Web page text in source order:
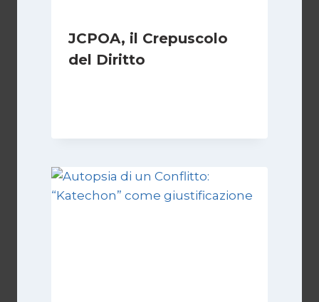
JCPOA, il Crepuscolo
del Diritto